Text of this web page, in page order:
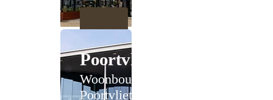
Poortvliet
Woonboulevard
Poortvliet XXL